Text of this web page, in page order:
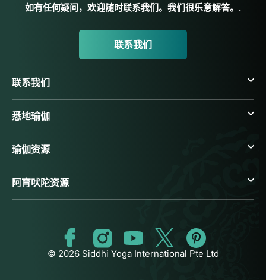
如有任何疑问，欢迎随时联系我们。我们很乐意解答。.
联系我们
联系我们
悉地瑜伽
瑜伽资源
阿育吠陀资源
© 2026 Siddhi Yoga International Pte Ltd